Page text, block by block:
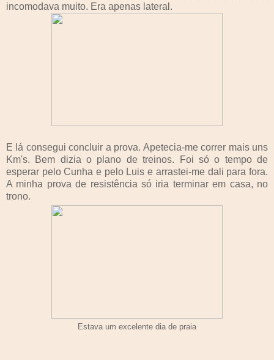
incomodava muito. Era apenas lateral.
E lá consegui concluir a prova. Apetecia-me correr mais uns
Km's. Bem dizia o plano de treinos. Foi só o tempo de
esperar pelo Cunha e pelo Luis e arrastei-me dali para fora.
A minha prova de resistência só iria terminar em casa, no
trono.
Estava um excelente dia de praia